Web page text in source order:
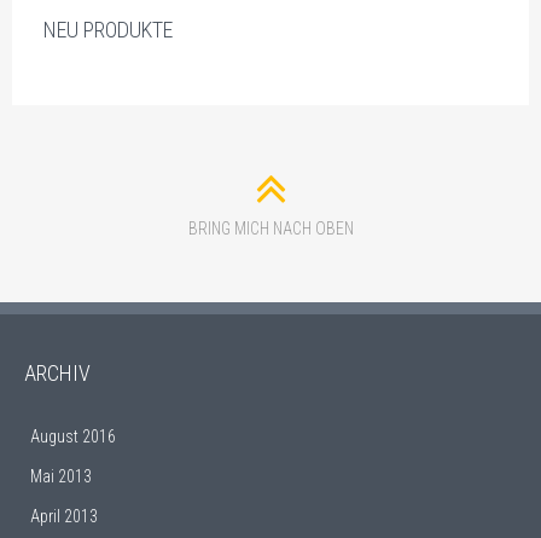
NEU PRODUKTE
BRING MICH NACH OBEN
ARCHIV
August 2016
Mai 2013
April 2013